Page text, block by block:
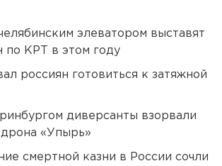
элеватором выставят
по КРТ в этом году
россиян готовиться к затяжной
диверсанты взорвали
дрона «Упырь»
смертной казни в России сочли